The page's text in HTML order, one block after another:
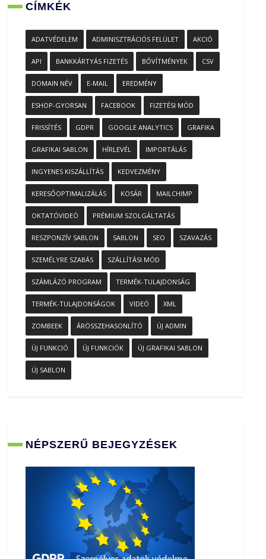
CÍMKÉK
ADATVÉDELEM ADMINISZTRÁCIÓS FELÜLET AKCIÓ
API BANKKÁRTYÁS FIZETÉS BŐVÍTMÉNYEK CSV
DOMAIN NÉV E-MAIL EREDMÉNY
ESHOP-GYORSAN FACEBOOK FIZETÉSI MÓD
FRISSÍTÉS GDPR GOOGLE ANALYTICS GRAFIKA
GRAFIKAI SABLON HÍRLEVÉL IMPORTÁLÁS
INGYENES KISZÁLLÍTÁS KEDVEZMÉNY
KERESŐOPTIMALIZÁLÁS KOSÁR MAILCHIMP
OKTATÓVIDEÓ PRÉMIUM SZOLGÁLTATÁS
RESZPONZÍV SABLON SABLON SEO SZAVAZÁS
SZEMÉLYRE SZABÁS SZÁLLÍTÁSI MÓD
SZÁMLÁZÓ PROGRAM TERMÉK-TULAJDONSÁG
TERMÉK-TULAJDONSÁGOK VIDEÓ XML
ZOMBEEK ÁRÖSSZEHASONLÍTÓ ÚJ ADMIN
ÚJ FUNKCIÓ ÚJ FUNKCIÓK ÚJ GRAFIKAI SABLON
ÚJ SABLON
NÉPSZERŰ BEJEGYZÉSEK